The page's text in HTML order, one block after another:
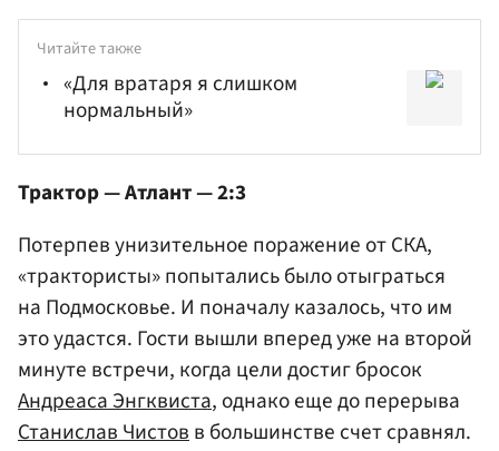
Читайте также
«Для вратаря я слишком
нормальный»
Трактор — Атлант — 2:3
Потерпев унизительное поражение от СКА,
«трактористы» попытались было отыграться
на Подмосковье. И поначалу казалось, что им
это удастся. Гости вышли вперед уже на второй
минуте встречи, когда цели достиг бросок
Андреаса Энгквиста, однако еще до перерыва
Станислав Чистовв большинстве счет сравнял.